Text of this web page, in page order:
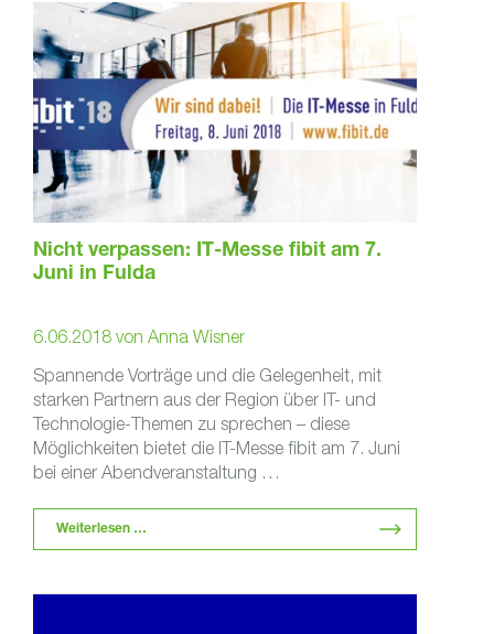
Nicht verpassen: IT-Messe fibit am 7.
Juni in Fulda
6.06.2018 von Anna Wisner
Spannende Vorträge und die Gelegenheit, mit
starken Partnern aus der Region über IT- und
Technologie-Themen zu sprechen – diese
Möglichkeiten bietet die IT-Messe fibit am 7. Juni
bei einer Abendveranstaltung …
Weiterlesen …